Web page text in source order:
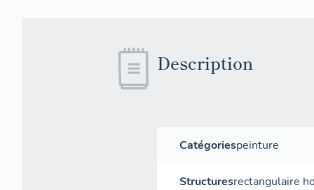
Description
Catégoriespeinture
Structuresrectangulaire